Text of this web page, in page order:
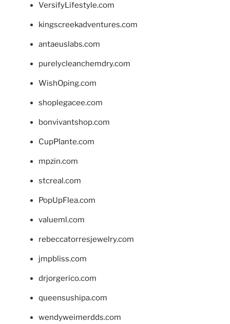
VersifyLifestyle.com
kingscreekadventures.com
antaeuslabs.com
purelycleanchemdry.com
WishOping.com
shoplegacee.com
bonvivantshop.com
CupPlante.com
mpzin.com
stcreal.com
PopUpFlea.com
valueml.com
rebeccatorresjewelry.com
jmpbliss.com
drjorgerico.com
queensushipa.com
wendyweimerdds.com